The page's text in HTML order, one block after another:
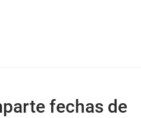
fechas de